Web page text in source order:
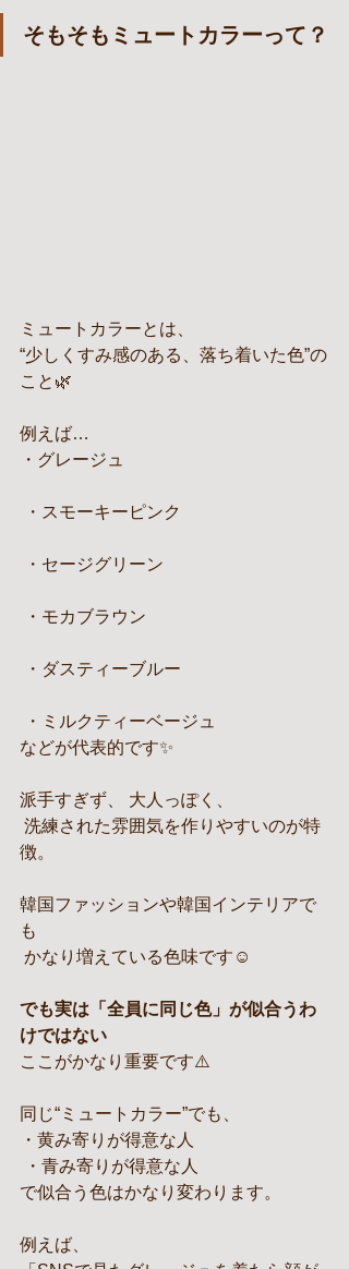
そもそもミュートカラーって？
ミュートカラーとは、
“少しくすみ感のある、落ち着いた色”の
こと🌿
例えば…
・グレージュ
・スモーキーピンク
・セージグリーン
・モカブラウン
・ダスティーブルー
・ミルクティーベージュ
などが代表的です✨
派手すぎず、 大人っぽく、
徴。
韓国ファッションや韓国インテリアで
も
かなり増えている色味です☺️
でも実は「全員に同じ色」が似合うわ
けではない
ここがかなり重要です⚠️
同じ“ミュートカラー”でも、
・黄み寄りが得意な人
・青み寄りが得意な人
で似合う色はかなり変わります。
例えば、